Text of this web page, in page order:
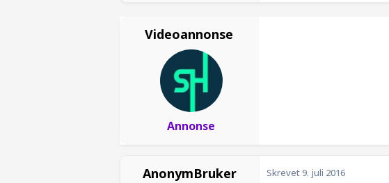
Videoannonse
Annonse
AnonymBruker Skrevet9. juli 2016